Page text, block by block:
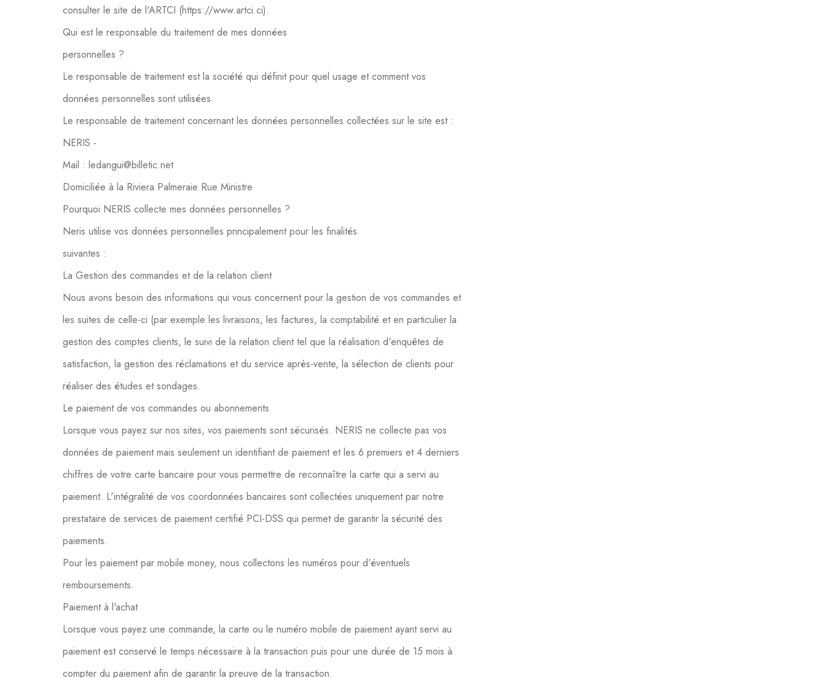
consulter le site de l'ARTCI (https://www.artci.ci).
Qui est le responsable du traitement de mes données
personnelles ?
Le responsable de traitement est la société qui définit pour quel usage et comment vos
données personnelles sont utilisées.
Le responsable de traitement concernant les données personnelles collectées sur le site est :
NERIS -
Mail : ledangui@billetic.net
Domiciliée à la Riviera Palmeraie Rue Ministre
Pourquoi NERIS collecte mes données personnelles ?
Neris utilise vos données personnelles principalement pour les finalités
suivantes :
La Gestion des commandes et de la relation client
Nous avons besoin des informations qui vous concernent pour la gestion de vos commandes et
les suites de celle-ci (par exemple les livraisons, les factures, la comptabilité et en particulier la
gestion des comptes clients, le suivi de la relation client tel que la réalisation d'enquêtes de
satisfaction, la gestion des réclamations et du service après-vente, la sélection de clients pour
réaliser des études et sondages.
Le paiement de vos commandes ou abonnements
Lorsque vous payez sur nos sites, vos paiements sont sécurisés. NERIS ne collecte pas vos
données de paiement mais seulement un identifiant de paiement et les 6 premiers et 4 derniers
chiffres de votre carte bancaire pour vous permettre de reconnaître la carte qui a servi au
paiement. L'intégralité de vos coordonnées bancaires sont collectées uniquement par notre
prestataire de services de paiement certifié PCI-DSS qui permet de garantir la sécurité des
paiements.
Pour les paiement par mobile money, nous collectons les numéros pour d'éventuels
remboursements.
Paiement à l'achat
Lorsque vous payez une commande, la carte ou le numéro mobile de paiement ayant servi au
paiement est conservé le temps nécessaire à la transaction puis pour une durée de 15 mois à
compter du paiement afin de garantir la preuve de la transaction.